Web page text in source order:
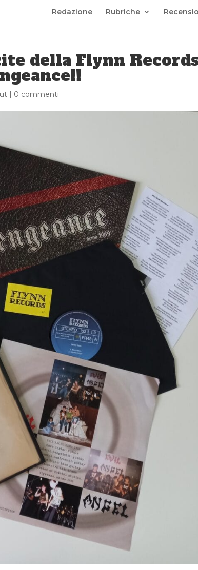
Redazione Rubriche
della Flynn
| 0 commenti